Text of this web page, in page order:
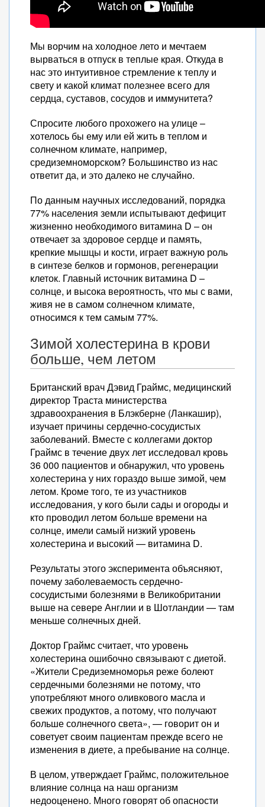
Мы ворчим на холодное лето и мечтаем
вырваться в отпуск в теплые края. Откуда в
нас это интуитивное стремление к теплу и
свету и какой климат полезнее всего для
сердца, суставов, сосудов и иммунитета?
Спросите любого прохожего на улице –
хотелось бы ему или ей жить в теплом и
солнечном климате, например,
средиземноморском? Большинство из нас
ответит да, и это далеко не случайно.
По данным научных исследований, порядка
77% населения земли испытывают дефицит
жизненно необходимого витамина D – он
отвечает за здоровое сердце и память,
крепкие мышцы и кости, играет важную роль
в синтезе белков и гормонов, регенерации
клеток. Главный источник витамина D –
солнце, и высока вероятность, что мы с вами,
живя не в самом солнечном климате,
относимся к тем самым 77%.
Зимой холестерина в крови
больше, чем летом
Британский врач Дэвид Граймс, медицинский
директор Траста министерства
здравоохранения в Блэкберне (Ланкашир),
изучает причины сердечно-сосудистых
заболеваний. Вместе с коллегами доктор
Граймс в течение двух лет исследовал кровь
36 000 пациентов и обнаружил, что уровень
холестерина у них гораздо выше зимой, чем
летом. Кроме того, те из участников
исследования, у кого были сады и огороды и
кто проводил летом больше времени на
солнце, имели самый низкий уровень
холестерина и высокий — витамина D.
Результаты этого эксперимента объясняют,
почему заболеваемость сердечно-
сосудистыми болезнями в Великобритании
выше на севере Англии и в Шотландии — там
меньше солнечных дней.
Доктор Граймс считает, что уровень
холестерина ошибочно связывают с диетой.
«Жители Средиземноморья реже болеют
сердечными болезнями не потому, что
употребляют много оливкового масла и
свежих продуктов, а потому, что получают
больше солнечного света», — говорит он и
советует своим пациентам прежде всего не
изменения в диете, а пребывание на солнце.
В целом, утверждает Граймс, положительное
влияние солнца на наш организм
недооценено. Много говорят об опасности